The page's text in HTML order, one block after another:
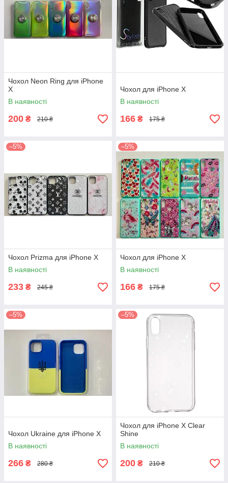
Чохол Neon Ring для iPhone
X
В наявності
200 ₴ 210 ₴
Чохол для iPhone X
В наявності
166 ₴ 175 ₴
–5%
Чохол Prizma для iPhone X
В наявності
233 ₴ 245 ₴
–5%
Чохол для iPhone X
В наявності
166 ₴ 175 ₴
–5%
Чохол Ukraine для iPhone X
В наявності
266 ₴ 280 ₴
–5%
Чохол для iPhone X Clear
Shine
В наявності
200 ₴ 210 ₴